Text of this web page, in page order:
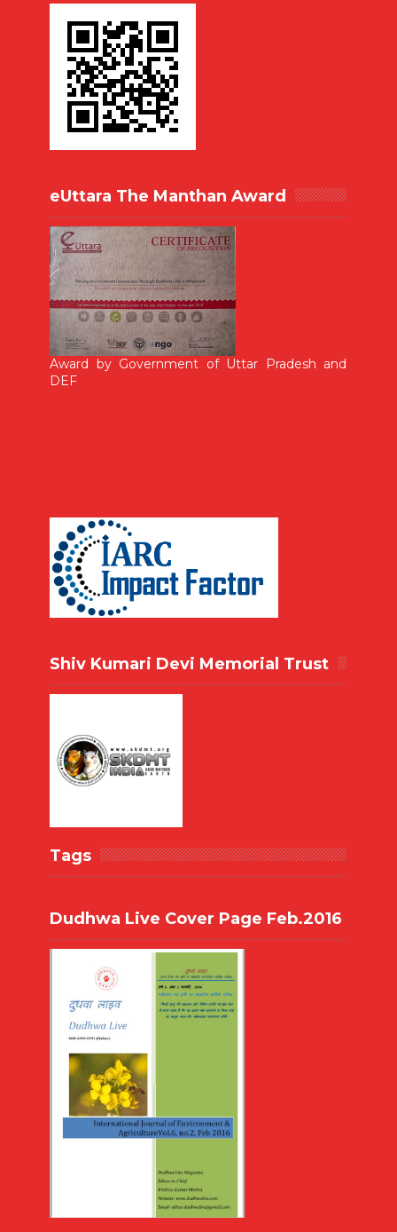
eUttara The Manthan Award
Award by Government of Uttar Pradesh and
DEF
Shiv Kumari Devi Memorial Trust
Tags
Dudhwa Live Cover Page Feb.2016